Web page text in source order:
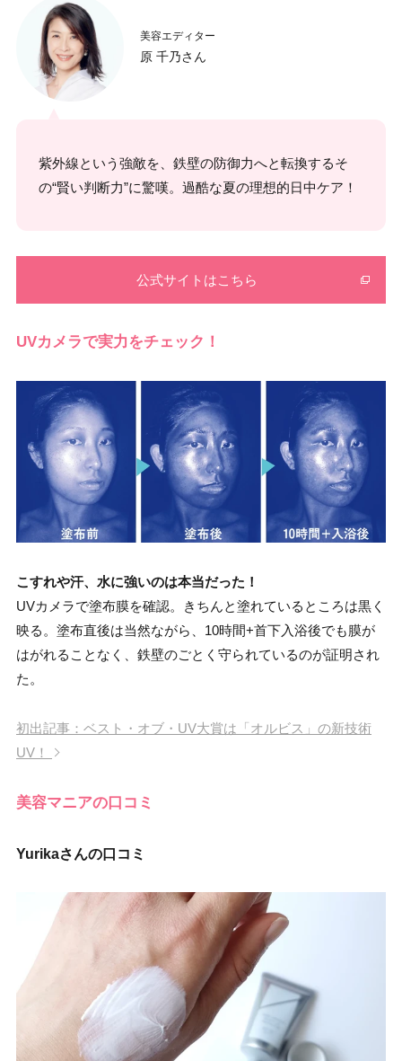
美容エディター
原 千乃さん
紫外線という強敵を、鉄壁の防御力へと転換するそ
の“賢い判断力”に驚嘆。過酷な夏の理想的日中ケア！
公式サイトはこちら
UVカメラで実力をチェック！
こすれや汗、水に強いのは本当だった！
UVカメラで塗布膜を確認。きちんと塗れているところは黒く
映る。塗布直後は当然ながら、10時間+首下入浴後でも膜が
はがれることなく、鉄壁のごとく守られているのが証明され
た。
初出記事：ベスト・オブ・UV大賞は「オルビス」の新技術
UV！
美容マニアの口コミ
Yurikaさんの口コミ